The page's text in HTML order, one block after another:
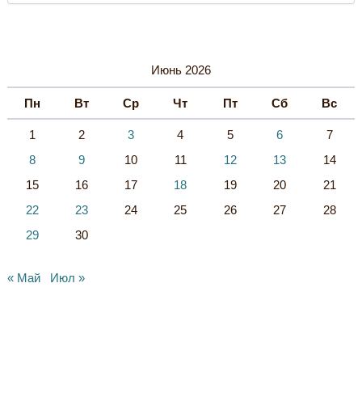
Июнь 2026
Пн Вт Ср Чт Пт Сб Вс
1 2 3 4 5 6
7
8
9 10 11 12 13
14
15
16 17 18 19 20
21
22
23 24 25 26 27
28
29
30
« Май Июл »